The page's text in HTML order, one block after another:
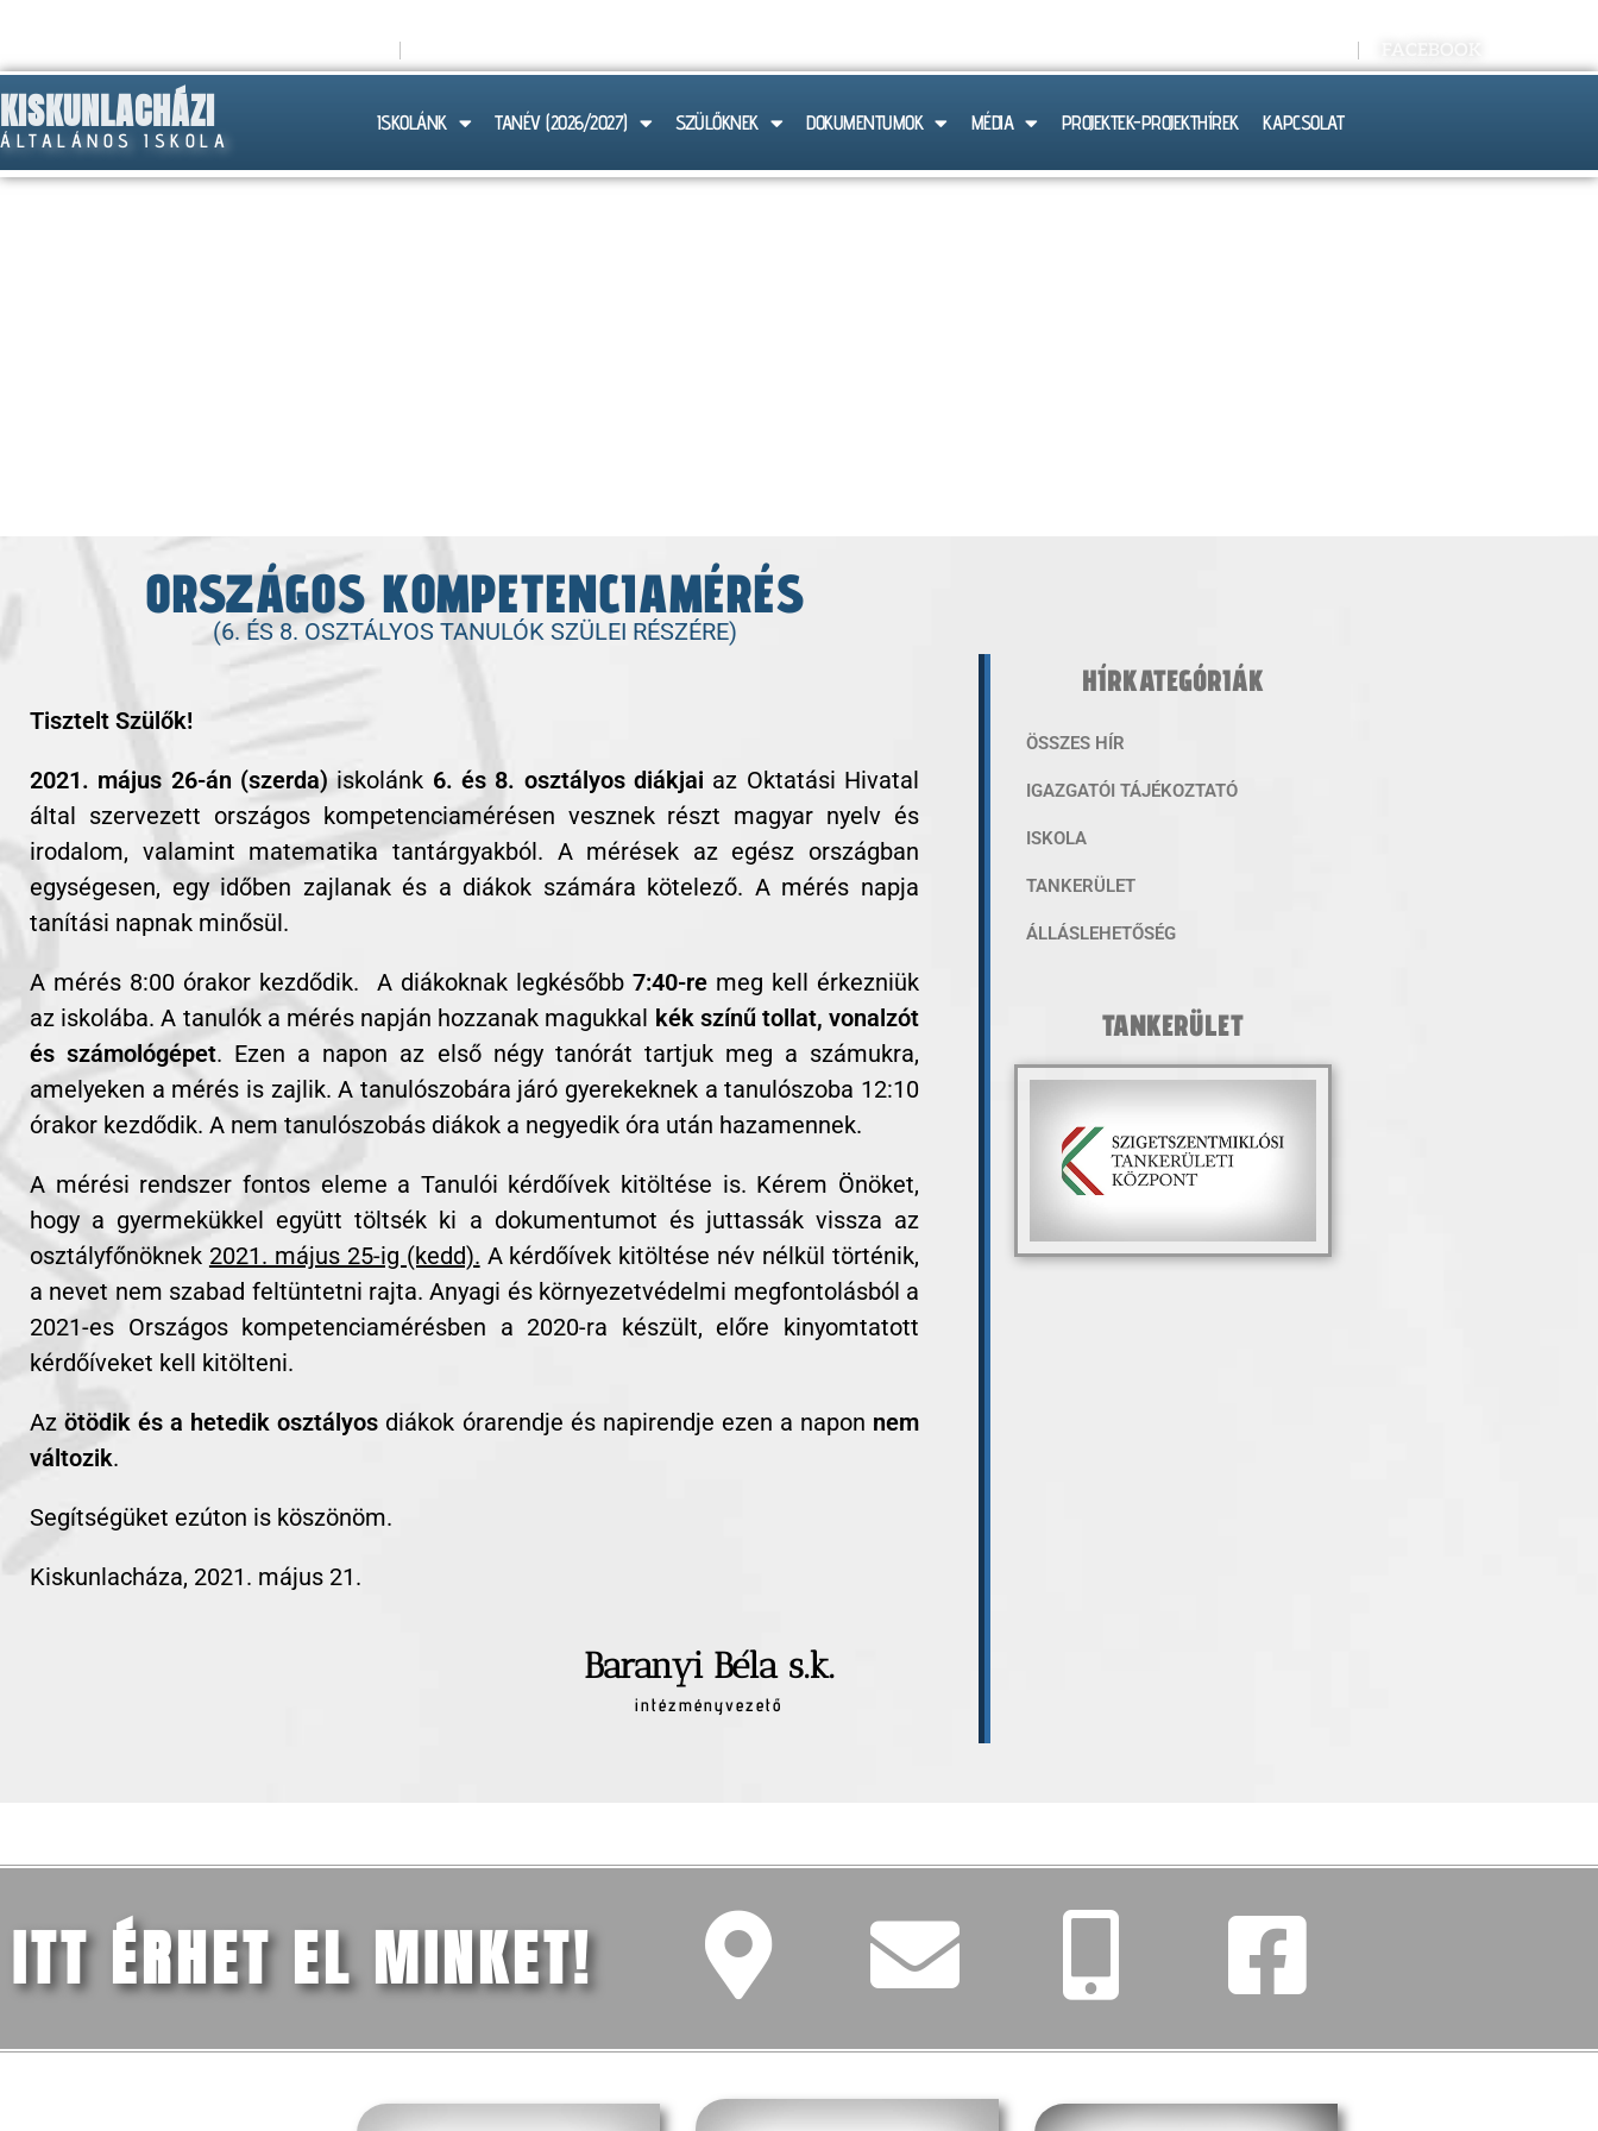
KISKUNLACHÁZI
ÁLTALÁNOS ISKOLA
ISKOLÁNK TANÉV (2026/2027) SZÜLŐKNEK DOKUMENTUMOK MÉDIA PROJEKTEK-PROJEKTHÍREK KAPCSOLAT
ORSZÁGOS KOMPETENCIAMÉRÉS
(6. ÉS 8. OSZTÁLYOS TANULÓK SZÜLEI RÉSZÉRE)
Tisztelt Szülők!
2021. május 26-án (szerda) iskolánk 6. és 8. osztályos diákjai az Oktatási Hivatal
által szervezett országos kompetenciamérésen vesznek részt magyar nyelv és
irodalom, valamint matematika tantárgyakból. A mérések az egész országban
egységesen, egy időben zajlanak és a diákok számára kötelező. A mérés napja
tanítási napnak minősül.
A mérés 8:00 órakor kezdődik. A diákoknak legkésőbb 7:40-remeg kell érkezniük
az iskolába. A tanulók a mérés napján hozzanak magukkal kék színű tollat, vonalzót
és számológépet. Ezen a napon az első négy tanórát tartjuk meg a számukra,
amelyeken a mérés is zajlik. A tanulószobára járó gyerekeknek a tanulószoba 12:10
órakor kezdődik. A nem tanulószobás diákok a negyedik óra után hazamennek.
A mérési rendszer fontos eleme a Tanulói kérdőívek kitöltése is. Kérem Önöket,
hogy a gyermekükkel együtt töltsék ki a dokumentumot és juttassák vissza az
osztályfőnöknek 2021. május 25-ig (kedd). A kérdőívek kitöltése név nélkül történik,
a nevet nem szabad feltüntetni rajta. Anyagi és környezetvédelmi megfontolásból a
2021-es Országos kompetenciamérésben a 2020-ra készült, előre kinyomtatott
kérdőíveket kell kitölteni.
Azötödik és a hetedik osztályos diákok órarendje és napirendje ezen a napon nem
változik.
Segítségüket ezúton is köszönöm.
Kiskunlacháza, 2021. május 21.
Baranyi Béla s.k.
intézményvezető
HÍRKATEGÓRIÁK
ÖSSZES HÍR
IGAZGATÓI TÁJÉKOZTATÓ
ISKOLA
TANKERÜLET
ÁLLÁSLEHETŐSÉG
TANKERÜLET
ITT ÉRHET EL MINKET!